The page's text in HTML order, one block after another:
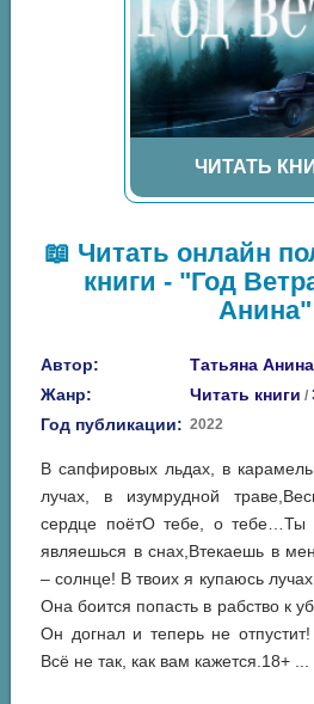
ЧИТАТЬ
📖 Читать онлайн
книги - "Год
Анина"
Автор:
Татьяна Анина
Жанр:
Читать книги /
Год публикации: 2022
В сапфировых льдах, в
лучах, в изумрудной
сердце поётО тебе, о тебе…Ты
являешься в снах,Втекаешь в
– солнце! В твоих я купаюсь
Она боится попасть в рабство к
Он догнал и теперь не
Всё не так, как вам кажется.18+ ...